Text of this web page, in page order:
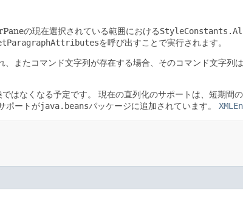
の現在選択されている範囲における
を呼び出すことで実行されます。
またコマンド文字列が存在する場合、そのコマンド文字列は
はなくなる予定です。
現在の直列化のサポートは、短期間
ポートがjava.beansパッケージに追加されています。